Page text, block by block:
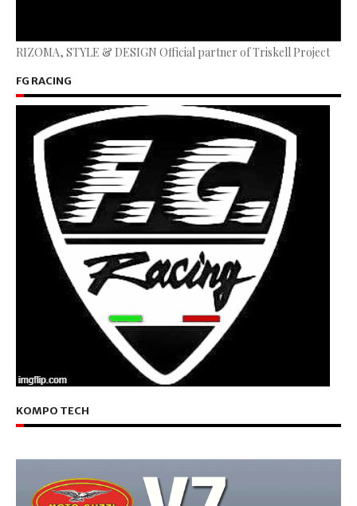
RIZOMA, STYLE & DESIGN Official partner of Triskell Project
FG RACING
KOMPO TECH